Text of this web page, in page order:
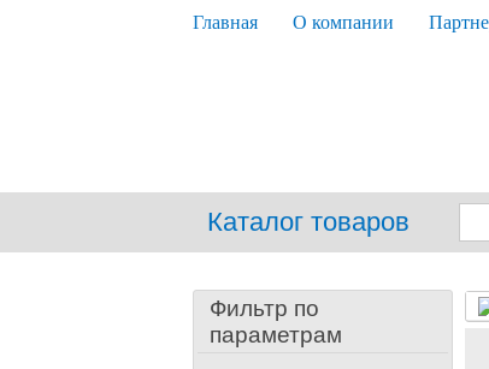
Главная О компании
Каталог товаров
Фильтр по
параметрам